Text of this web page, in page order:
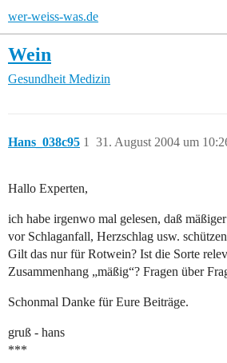
wer-weiss-was.de
Wein
Gesundheit Medizin
Hans_038c95 31. August 2004 um
1
Hallo Experten,
ich habe irgenwo mal gelesen, daß
vor Schlaganfall, Herzschlag usw.
Gilt das nur für Rotwein? Ist die Sorte
Zusammenhang „mäßig“? Fragen über
Schonmal Danke für Eure Beiträge.
gruß - hans
***